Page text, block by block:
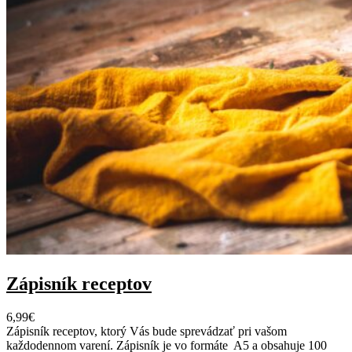
p
r
í
p
r
a
á
l
Zápisník receptov
6,99€
Zápisník receptov, ktorý Vás bude sprevádzať pri vašom
každodennom varení. Zápisník je vo formáte A5 a obsahuje 100